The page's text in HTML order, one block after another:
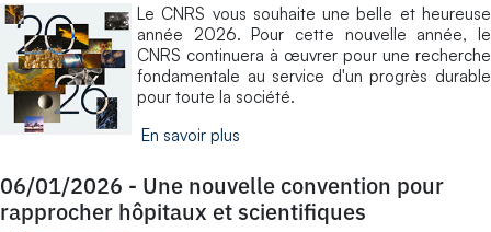
Le CNRS vous souhaite une belle et heureuse
année 2026. Pour cette nouvelle année, le
CNRS continuera à œuvrer pour une recherche
fondamentale au service d'un progrès durable
pour toute la société.
En savoir plus
06/01/2026 - Une nouvelle convention pour
rapprocher hôpitaux et scientifiques